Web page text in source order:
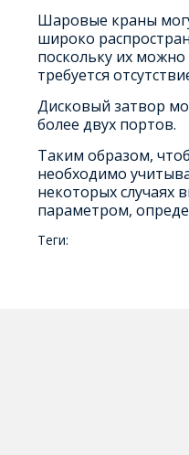
Шаровые краны
широко
поскольку их можно
требуется
Дисковый затвор
более двух портов.
Таким образом,
необходимо
некоторых случаях
параметром,
Теги: